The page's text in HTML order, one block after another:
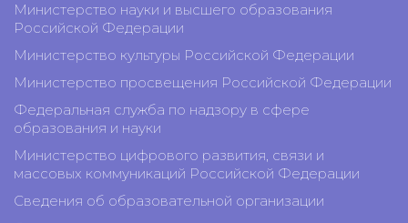
Министерство науки и высшего образования
Российской Федерации
Министерство культуры Российской Федерации
Министерство просвещения Российской Федерации
Федеральная служба по надзору в сфере
образования и науки
Министерство цифрового развития, связи и
массовых коммуникаций Российской Федерации
Сведения об образовательной организации